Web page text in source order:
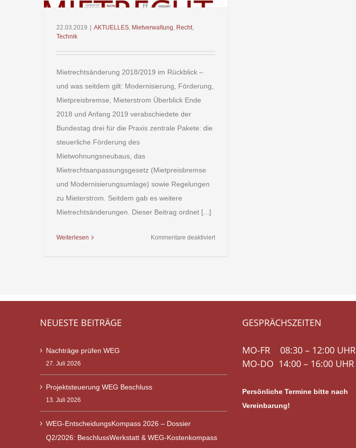
22.03.2019 AKTUELLES, Mietverwaltung, Recht,
Technik
Mietrechtsänderung 2018/2019 im Rückblick –
und was seitdem gilt: Modernisierung, Förderung,
Mietpreisbremse, Mieterstrom Überblick Ende
2018 und Anfang 2019 verabschiedete der
Bundestag drei für die Praxis zentrale Pakete: die
steuerliche Förderung des
Mietwohnungsneubaus, das
Mietrechtsanpassungsgesetz (Mietpreisbremse
und Modernisierungsumlage) sowie Regelungen
zu Mieterstrom. Seitdem gab es weitere
Mietrechtsänderungen. Dieser Beitrag ordnet [...]
Weiterlesen Kommentare deaktiviertfür
NEUESTE BEITRÄGE
Nachträge prüfen WEG
27. Juli 2026
Projektsteuerung WEG Beschluss
13. Juli 2026
WEG-EntscheidungsKompass 2026 – Dossier
Q2/2026: BeschlussWerkstatt & WEG-Kostenkompass
GESPRÄCHSZEITEN
MO-FR 08:30 – 12:00 UHR
MO-DO 14:00 – 16:00 UHR
Persönliche Termine bitte nach
Vereinbarung!